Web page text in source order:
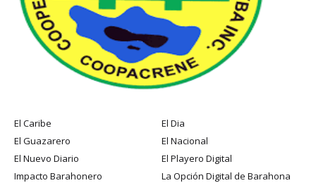
El Caribe
El Dia
El Guazarero
El Nacional
El Nuevo Diario
El Playero Digital
Impacto Barahonero
La Opción Digital de Barahona